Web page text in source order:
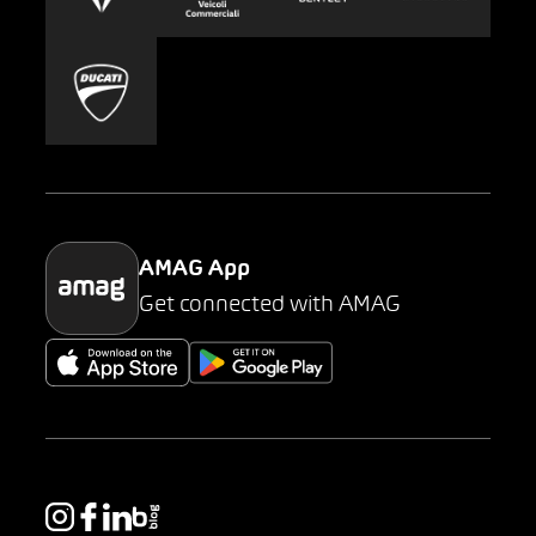
Carsharing
Mobility-as-a-Service
Parking
AMAG App
Get connected with AMAG